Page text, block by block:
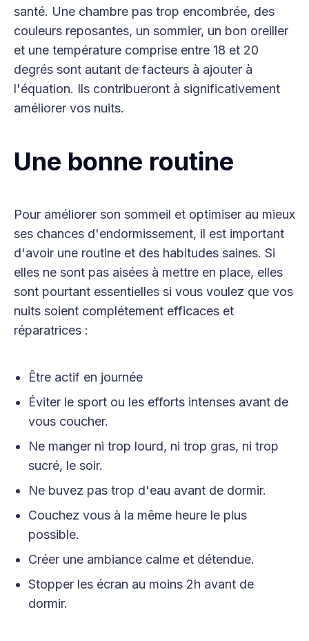
santé. Une chambre pas trop encombrée, des
couleurs reposantes, un sommier, un bon oreiller
et une température comprise entre 18 et 20
degrés sont autant de facteurs à ajouter à
l'équation. Ils contribueront à significativement
améliorer vos nuits.
Une bonne routine
Pour améliorer son sommeil et optimiser au mieux
ses chances d'endormissement, il est important
d'avoir une routine et des habitudes saines. Si
elles ne sont pas aisées à mettre en place, elles
sont pourtant essentielles si vous voulez que vos
nuits soient complétement efficaces et
réparatrices :
Être actif en journée
Éviter le sport ou les efforts intenses avant de
vous coucher.
Ne manger ni trop lourd, ni trop gras, ni trop
sucré, le soir.
Ne buvez pas trop d'eau avant de dormir.
Couchez vous à la même heure le plus
possible.
Créer une ambiance calme et détendue.
Stopper les écran au moins 2h avant de
dormir.